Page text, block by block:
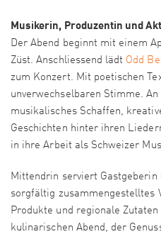
Musikerin, Produzentin und
Der Abend beginnt mit einem
Züst. Anschliessend lädt Odd
zum Konzert. Mit poetischen
unverwechselbaren Stimme.
musikalisches Schaffen,
Geschichten hinter ihren
in ihre Arbeit als Schweizer
Mittendrin serviert Gastgeberin
sorgfältig zusammengestelltes
Produkte und regionale
kulinarischen Abend, der